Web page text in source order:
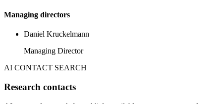
Managing directors
Daniel Kruckelmann
Managing Director
AI CONTACT SEARCH
Research contacts